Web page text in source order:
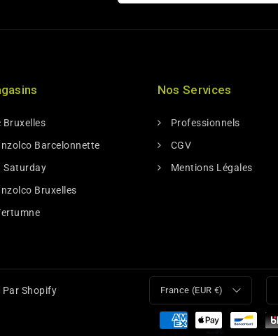
Bruxelles
Barcelonnette
Saturday
Bruxelles
Nos Services
Professionnels
CGV
Mentions Légales
Par Shopify France (EUR €)
Moyens
de